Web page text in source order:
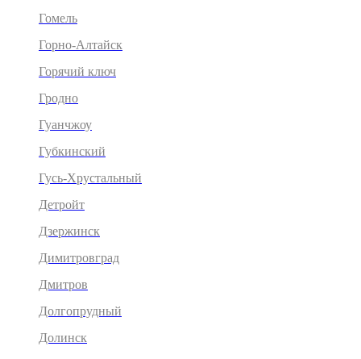
Гомель
Горно-Алтайск
Горячий ключ
Гродно
Гуанчжоу
Губкинский
Гусь-Хрустальный
Детройт
Дзержинск
Димитровград
Дмитров
Долгопрудный
Долинск